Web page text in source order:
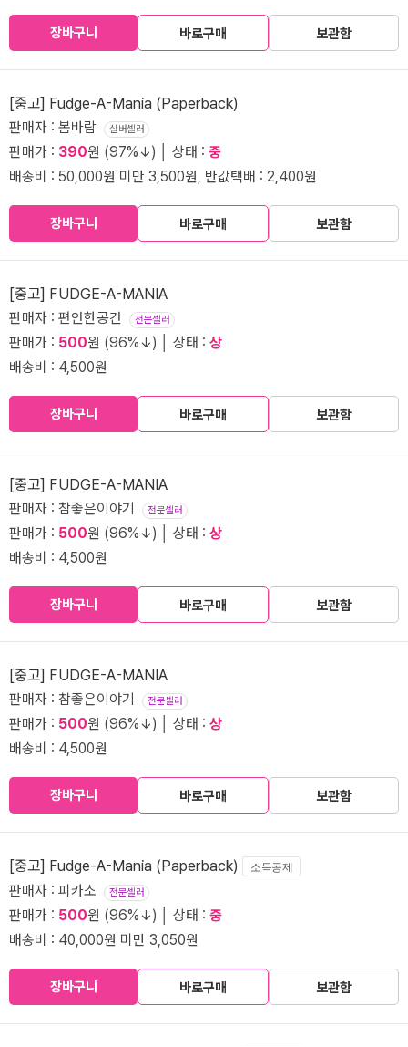
장바구니 바로구매 보관함
[중고] Fudge-A-Mania (Paperback)
판매자 : 봄바람 실버셀러
판매가 : 390원 (97%↓) │ 상태 : 중
배송비 : 50,000원 미만 3,500원, 반값택배 : 2,400원
장바구니 바로구매 보관함
[중고] FUDGE-A-MANIA
판매자 : 편안한공간 전문셀러
판매가 : 500원 (96%↓) │ 상태 : 상
배송비 : 4,500원
장바구니 바로구매 보관함
[중고] FUDGE-A-MANIA
판매자 : 참좋은이야기 전문셀러
판매가 : 500원 (96%↓) │ 상태 : 상
배송비 : 4,500원
장바구니 바로구매 보관함
[중고] FUDGE-A-MANIA
판매자 : 참좋은이야기 전문셀러
판매가 : 500원 (96%↓) │ 상태 : 상
배송비 : 4,500원
장바구니 바로구매 보관함
[중고] Fudge-A-Mania (Paperback) 소득공제
판매자 : 피카소 전문셀러
판매가 : 500원 (96%↓) │ 상태 : 중
배송비 : 40,000원 미만 3,050원
장바구니 바로구매 보관함